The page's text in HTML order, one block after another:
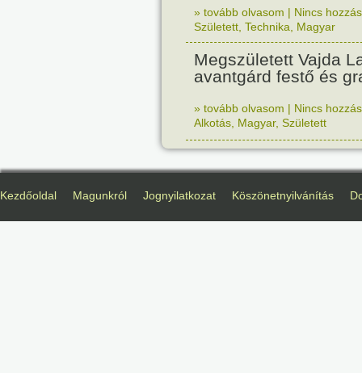
» tovább olvasom | Nincs
Született Technika Magyar
Megszületett Vajda
avantgárd festő és
» tovább olvasom | Nincs
Alkotás Magyar, Született
Kezdőoldal Magunkról Jognyilatkozat Köszönetnyilvánítás